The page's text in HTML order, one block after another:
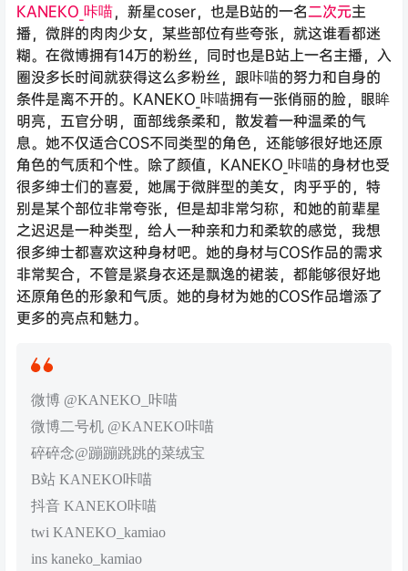
KANEKO_咔喵，新星coser，也是B站的一名二次元主
播，微胖的肉肉少女，某些部位有些夸张，就这谁看都迷
糊。在微博拥有14万的粉丝，同时也是B站上一名主播，入
圈没多长时间就获得这么多粉丝，跟咔喵的努力和自身的
条件是离不开的。KANEKO_咔喵拥有一张俏丽的脸，眼眸
明亮，五官分明，面部线条柔和，散发着一种温柔的气
息。她不仅适合COS不同类型的角色，还能够很好地还原
角色的气质和个性。除了颜值，KANEKO_咔喵的身材也受
很多绅士们的喜爱，她属于微胖型的美女，肉乎乎的，特
别是某个部位非常夸张，但是却非常匀称，和她的前辈星
之迟迟是一种类型，给人一种亲和力和柔软的感觉，我想
很多绅士都喜欢这种身材吧。她的身材与COS作品的需求
非常契合，不管是紧身衣还是飘逸的裙装，都能够很好地
还原角色的形象和气质。她的身材为她的COS作品增添了
更多的亮点和魅力。
微博 @KANEKO_咔喵
微博二号机 @KANEKO咔喵
碎碎念@蹦蹦跳跳的菜绒宝
B站 KANEKO咔喵
抖音 KANEKO咔喵
twi KANEKO_kamiao
ins kaneko_kamiao